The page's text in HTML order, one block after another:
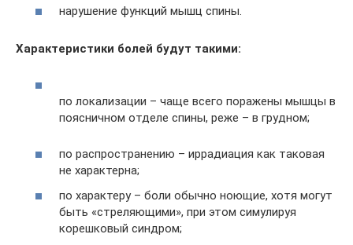
нарушение функций мышц спины.
Характеристики болей будут такими:
по локализации – чаще всего поражены мышцы в
поясничном отделе спины, реже – в грудном;
по распространению – иррадиация как таковая
не характерна;
по характеру – боли обычно ноющие, хотя могут
быть «стреляющими», при этом симулируя
корешковый синдром;